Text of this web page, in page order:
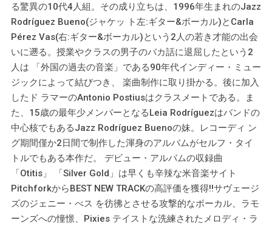
る驚異の10代4人組。その成り立ちは、1996年生まれのJazz
Rodríguez Bueno(ジャケッ ト左:ギター&ボーカル)とCarla
Pérez Vas(右:ギター&ボーカル)という2人の若き才能の出会
いに遡る。授業やクラスの男子のバカ話に退屈したという2
人は 「外国の過去の音楽」である90年代インディー・ミュー
ジックによって結びつき、 楽曲制作に取り掛かる。後に加入
したド ラマーのAntonio Postiusはクラスメートである。ま
た、15歳の最年少メンバーとなるLeia Rodríguezはバンドの
中心核でもあるJazz Rodríguez Buenoの妹。レコーディ ン
グ期間僅か2日間で制作した渾身のアルバムがセルフ・タイ
トルでもある本作だ。 デビュー・アルバムの収録曲
「Otitis」 「Silver Gold」は早くも辛辣な米音楽サイト
PitchforkからBEST NEW TRACKの高評価を獲得!!サヴェージ
ズのジェニー・べス を彷彿とさせる攻撃的なボーカル、ラモ
ーンズへの憧憬、Pixies テイストな洗練されたメロディ・ラ